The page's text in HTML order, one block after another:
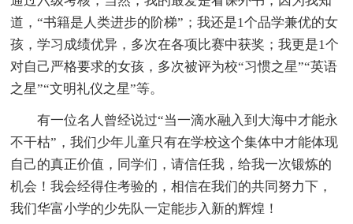
道，“书籍是人类进步的阶梯”；我还是1个品学兼优的女
孩，学习成绩优异，多次在各项比赛中获奖；我更是1个
对自己严格要求的女孩，多次被评为校“习惯之星”“英语
之星”“文明礼仪之星”等。
有一位名人曾经说过“当一滴水融入到大海中才能永
不干枯”，我们少年儿童只有在学校这个集体中才能体现
自己的真正价值，同学们，请信任我，给我一次锻炼的
机会！我会经得住考验的，相信在我们的共同努力下，
我们华富小学的少先队一定能步入新的辉煌！